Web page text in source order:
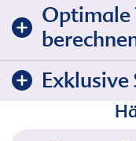
Optimale